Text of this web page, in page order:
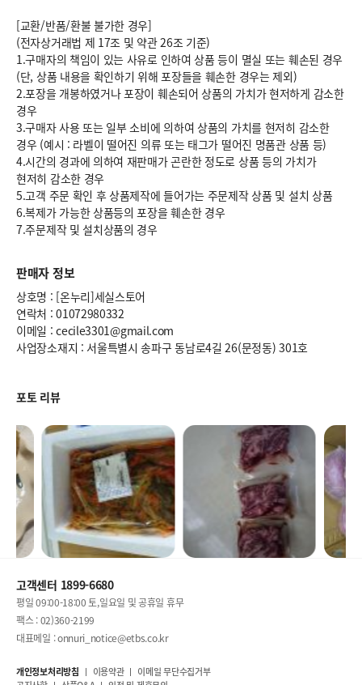
[교환/반품/환불 불가한 경우]
(전자상거래법 제 17조 및 약관 26조 기준)
1.구매자의 책임이 있는 사유로 인하여 상품 등이 멸실 또는 훼손된 경우
(단, 상품 내용을 확인하기 위해 포장들을 훼손한 경우는 제외)
2.포장을 개봉하였거나 포장이 훼손되어 상품의 가치가 현저하게 감소한
경우
3.구매자 사용 또는 일부 소비에 의하여 상품의 가치를 현저히 감소한
경우 (예시 : 라벨이 떨어진 의류 또는 태그가 떨어진 명품관 상품 등)
4.시간의 경과에 의하여 재판매가 곤란한 정도로 상품 등의 가치가
현저히 감소한 경우
5.고객 주문 확인 후 상품제작에 들어가는 주문제작 상품 및 설치 상품
6.복제가 가능한 상품등의 포장을 훼손한 경우
7.주문제작 및 설치상품의 경우
판매자 정보
상호명 : [온누리]세실스토어
연락처 : 01072980332
이메일 : cecile3301@gmail.com
사업장소재지 : 서울특별시 송파구 동남로4길 26(문정동) 301호
포토 리뷰
고객센터 1899-6680
평일 09:00-18:00 토,일요일 및 공휴일 휴무
팩스 : 02)360-2199
대표메일 : onnuri_notice@etbs.co.kr
개인정보처리방침 이용약관
이메일 무단수집거부